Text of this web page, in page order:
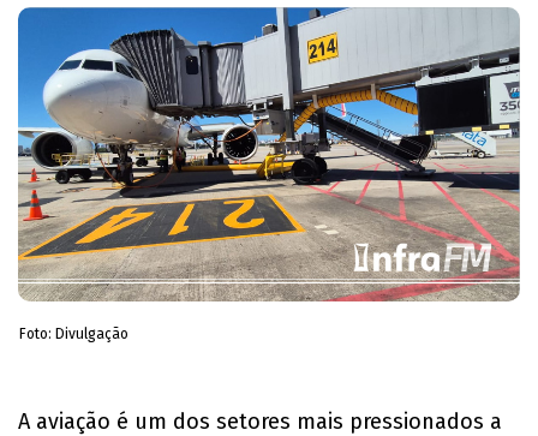
Foto: Divulgação
A aviação é um dos setores mais pressionados a